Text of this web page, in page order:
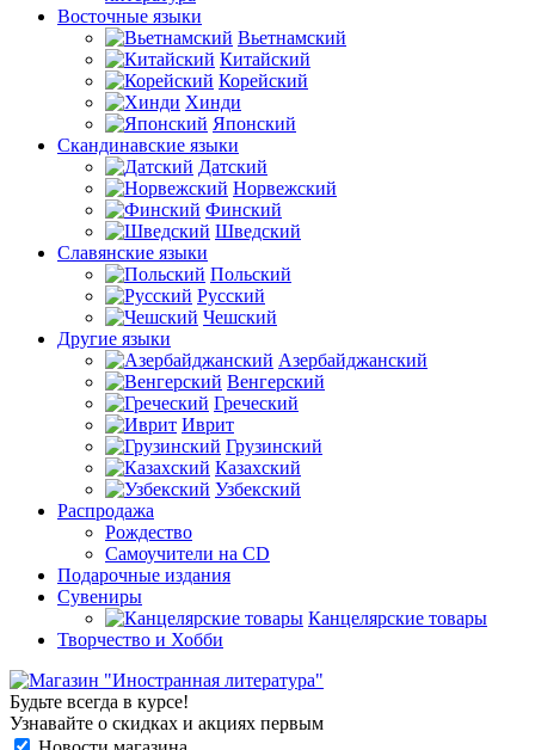
Восточные языки
Вьетнамский
Китайский
Корейский
Хинди
Японский
Скандинавские языки
Датский
Норвежский
Финский
Шведский
Славянские языки
Польский
Русский
Чешский
Другие языки
Азербайджанский
Венгерский
Греческий
Иврит
Грузинский
Казахский
Узбекский
Распродажа
Рождество
Самоучители на CD
Подарочные издания
Сувениры
Канцелярские товары
Творчество и Хобби
Будьте всегда в курсе!
Узнавайте о скидках и акциях первым